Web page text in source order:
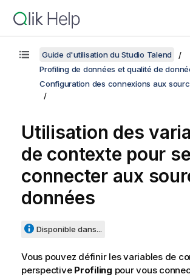
Guide d'utilisation du Studio Talend
Profiling de données et qualité de
Configuration des connexions aux
Utilisation des
de contexte pour se
connecter aux
données
Disponible dans...
Vous pouvez définir les variables de
perspective Profiling pour vous